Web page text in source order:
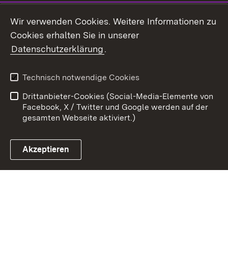
Link zum Landesportal
Kontakt
Barrierefreiheit
Impressum
Cookies
Wir verwenden Cookies. Weitere Informationen zu
Cookies erhalten Sie in unserer
Datenschutzerklärung.
Technisch notwendige Cookies
Drittanbieter-Cookies (Social-Media-Elemente von
Facebook, X / Twitter und Google werden auf der
gesamten Webseite aktiviert.)
Akzeptieren